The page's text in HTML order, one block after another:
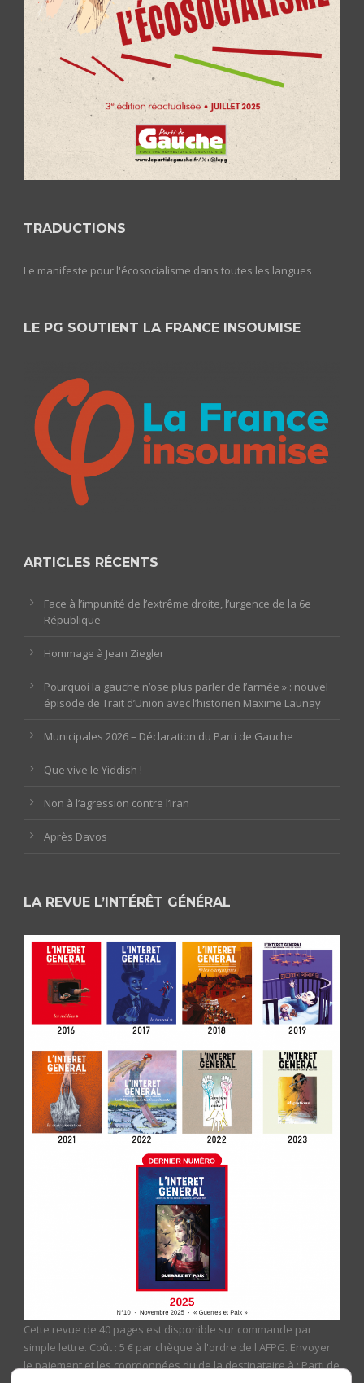
TRADUCTIONS
Le manifeste pour l'écosocialisme dans toutes les langues
LE PG SOUTIENT LA FRANCE INSOUMISE
ARTICLES RÉCENTS
Face à l’impunité de l’extrême droite, l’urgence de la 6e
République
Hommage à Jean Ziegler
Pourquoi la gauche n’ose plus parler de l’armée » : nouvel
épisode de Trait d’Union avec l’historien Maxime Launay
Municipales 2026 – Déclaration du Parti de Gauche
Que vive le Yiddish !
Non à l’agression contre l’Iran
Après Davos
LA REVUE L’INTÉRÊT GÉNÉRAL
Cette revue de 40 pages est disponible sur commande par
simple lettre. Coût : 5 € par chèque à l'ordre de l'AFPG. Envoyer
le paiement et les coordonnées du·de la destinataire à : Parti de